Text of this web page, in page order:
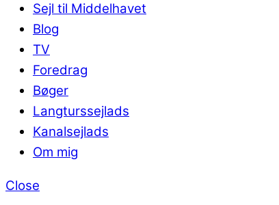
Sejl til Middelhavet
Blog
TV
Foredrag
Bøger
Langturssejlads
Kanalsejlads
Om mig
Close